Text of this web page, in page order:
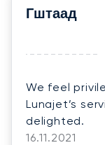
the plane
item. We
excellent
Гштаад
We feel
Lunajet’s
delighted.
16.11.2021